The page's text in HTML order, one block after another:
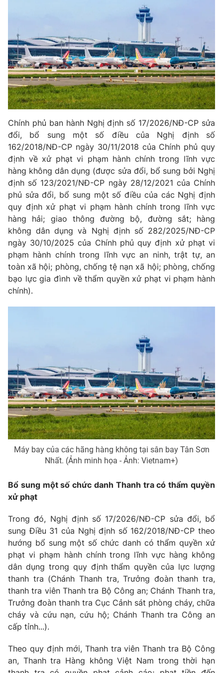
Phim VTV
Hậu trường
Nhân vật
Khán giả
Giải sao mai
Giải trí
Điện ảnh
Âm nhạc
Đời sống
Du lịch
Làm đẹp
Chất lượng cuộc sống
Giáo dục
Tuyển sinh
Học trực tuyến
Công nghệ
Hitech Công nghệ tương lai
Sản phẩm
Thị trường
Tư vấn
Giao lưu trực tuyến
Lịch phát sóng
Chuyên mục khác
Emagazine Podcast
Photo Infographic
VTV Thể thao
VTV Sức khoẻ Bất động sản
Thị trường 24h Tấm lòng Việt
VTV4 Vươn mình bằng AI
VTV9 VTV8
Liên hệ tòa soạn English
THỜI BÁO VTV
Theo dõi báo trên
Cơ quan chủ quản:
Đài Truyền hình Việt Nam
Cơ quan báo chí: Thời báo VTV
Giấy phép hoạt động báo in và báo điện tử số 483/GP-BTTTT
Tổng Biên tập:Vũ Thanh Thủy
Phó Tổng Biên tập:Nguyễn Thị Mỹ Hạnh, Phạm Quốc Thắng,
Chính phủ ban hành Nghị định số 17/2026/NĐ-CP sửa
đổi, bổ sung một số điều của Nghị định số
162/2018/NĐ-CP ngày 30/11/2018 của Chính phủ quy
định về xử phạt vi phạm hành chính trong lĩnh vực
hàng không dân dụng (được sửa đổi, bổ sung bởi Nghị
định số 123/2021/NĐ-CP ngày 28/12/2021 của Chính
phủ sửa đổi, bổ sung một số điều của các Nghị định
quy định xử phạt vi phạm hành chính trong lĩnh vực
hàng hải; giao thông đường bộ, đường sắt; hàng
không dân dụng và Nghị định số 282/2025/NĐ-CP
ngày 30/10/2025 của Chính phủ quy định xử phạt vi
phạm hành chính trong lĩnh vực an ninh, trật tự, an
toàn xã hội; phòng, chống tệ nạn xã hội; phòng, chống
bạo lực gia đình về thẩm quyền xử phạt vi phạm hành
chính).
Máy bay của các hãng hàng không tại sân bay Tân Sơn
Nhất. (Ảnh minh họa - Ảnh: Vietnam+)
Bổ sung một số chức danh Thanh tra có thẩm quyền
xử phạt
Trong đó, Nghị định số 17/2026/NĐ-CP sửa đổi, bổ
sung Điều 31 của Nghị định số 162/2018/NĐ-CP theo
hướng bổ sung một số chức danh có thẩm quyền xử
phạt vi phạm hành chính trong lĩnh vực hàng không
dân dụng trong quy định thẩm quyền của lực lượng
thanh tra (Chánh Thanh tra, Trưởng đoàn thanh tra,
thanh tra viên Thanh tra Bộ Công an; Chánh Thanh tra,
Trưởng đoàn thanh tra Cục Cảnh sát phòng cháy, chữa
cháy và cứu nạn, cứu hộ; Chánh Thanh tra Công an
cấp tỉnh...).
Theo quy định mới, Thanh tra viên Thanh tra Bộ Công
an, Thanh tra Hàng không Việt Nam trong thời hạn